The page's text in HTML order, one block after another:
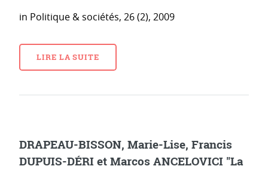
in Politique & sociétés, 26 (2), 2009
LIRE LA SUITE
DRAPEAU-BISSON, Marie-Lise, Francis
DUPUIS-DÉRI et Marcos ANCELOVICI "La